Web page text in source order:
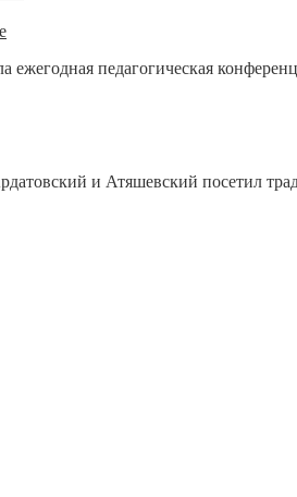
педагогическая
и Атяшевский посетил